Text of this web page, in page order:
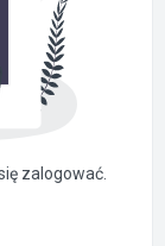
zalogować.